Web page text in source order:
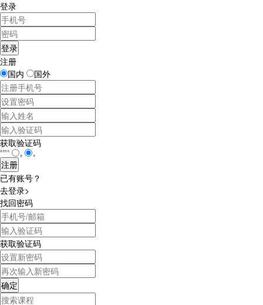
登录
注册
国内
国外
获取验证码
是否学员：
是
否
已有账号？
去登录>
找回密码
获取验证码